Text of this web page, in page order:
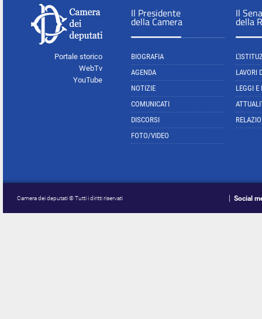
Portale storico
WebTv
YouTube
Il Presidente
della Camera
BIOGRAFIA
AGENDA
NOTIZIE
COMUNICATI
DISCORSI
FOTO/VIDEO
Il
della
LAVORI
LEGGI E
Camera dei deputati © Tutti i diritti riservati Social